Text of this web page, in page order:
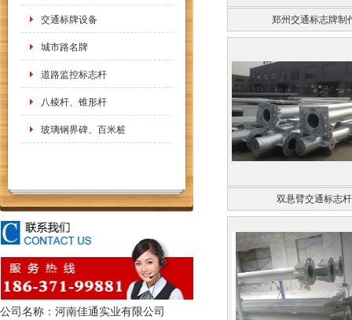
交通标牌设备
城市路名牌
道路监控标志杆
八棱杆、锥形杆
玻璃钢界碑、百米桩
公司名称：河南佳通实业有限公司
郑州交通标志牌制
双悬臂交通标志杆